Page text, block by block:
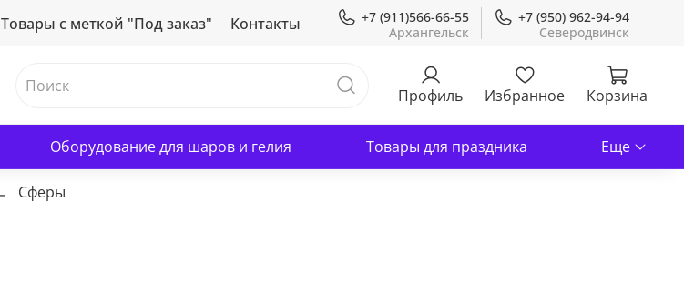
Товары с меткой "Под заказ" Контакты +7 (911)566-66-55 +7 (950) 962-94-94
Профиль Избранное Корзина
Оборудование для шаров и гелия Товары для праздника Еще
Сферы